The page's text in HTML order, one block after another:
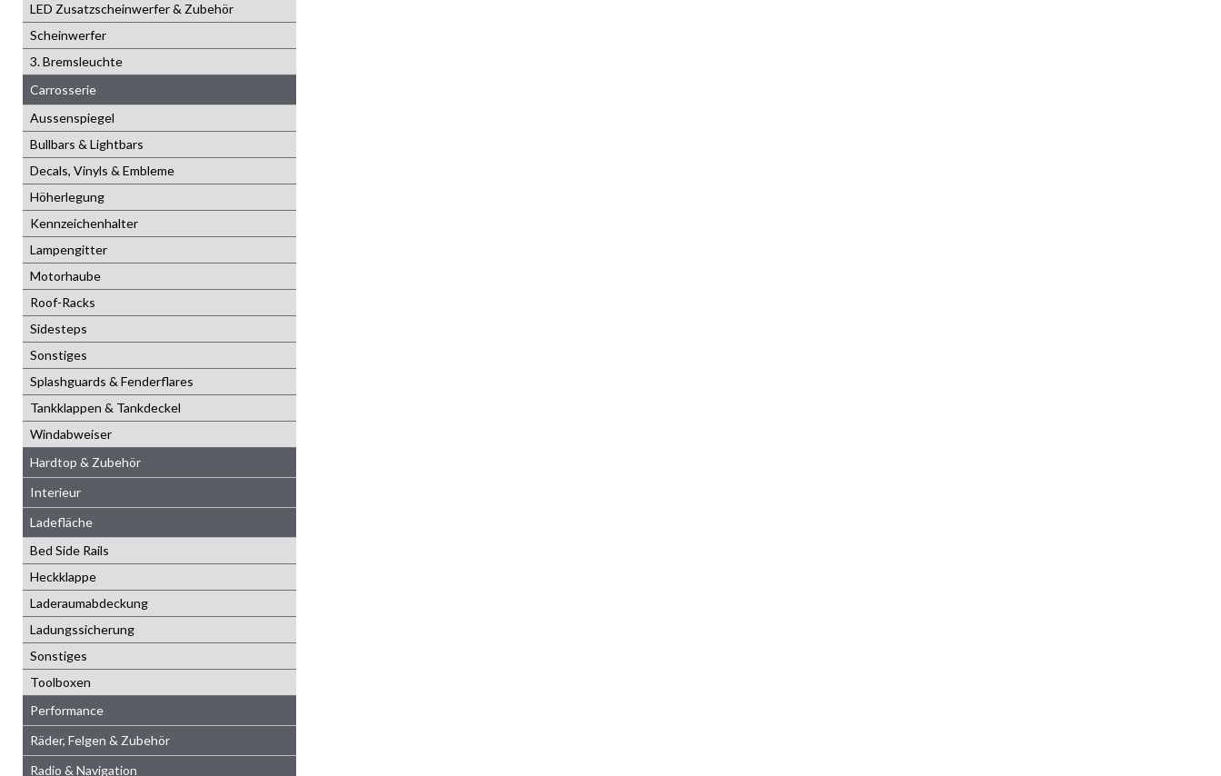
LED Zusatzscheinwerfer & Zubehör
Scheinwerfer
3. Bremsleuchte
Carrosserie
Aussenspiegel
Bullbars & Lightbars
Decals, Vinyls & Embleme
Höherlegung
Kennzeichenhalter
Lampengitter
Motorhaube
Roof-Racks
Sidesteps
Sonstiges
Splashguards & Fenderflares
Tankklappen & Tankdeckel
Windabweiser
Hardtop & Zubehör
Interieur
Ladefläche
Bed Side Rails
Heckklappe
Laderaumabdeckung
Ladungssicherung
Sonstiges
Toolboxen
Performance
Räder, Felgen & Zubehör
Radio & Navigation